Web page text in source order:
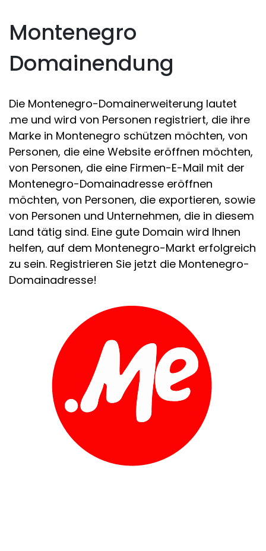
Montenegro
Domainendung
Die Montenegro-Domainerweiterung lautet
.me und wird von Personen registriert, die ihre
Marke in Montenegro schützen möchten, von
Personen, die eine Website eröffnen möchten,
von Personen, die eine Firmen-E-Mail mit der
Montenegro-Domainadresse eröffnen
möchten, von Personen, die exportieren, sowie
von Personen und Unternehmen, die in diesem
Land tätig sind. Eine gute Domain wird Ihnen
helfen, auf dem Montenegro-Markt erfolgreich
zu sein. Registrieren Sie jetzt die Montenegro-
Domainadresse!